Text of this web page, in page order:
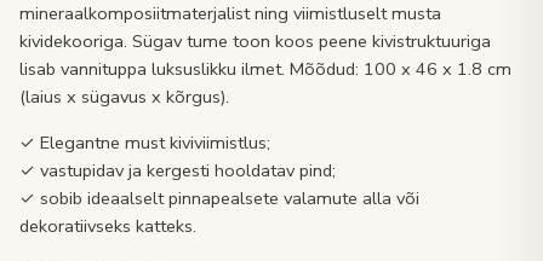
mineraalkomposiitmaterjalist ning viimistluselt musta
kividekooriga. Sügav tume toon koos peene kivistruktuuriga
lisab vannituppa luksuslikku ilmet. Mõõdud: 100 x 46 x 1.8 cm
(laius x sügavus x kõrgus).
✓ Elegantne must kiviviimistlus;
✓ vastupidav ja kergesti hooldatav pind;
✓ sobib ideaalselt pinnapealsete valamute alla või
dekoratiivseks katteks.